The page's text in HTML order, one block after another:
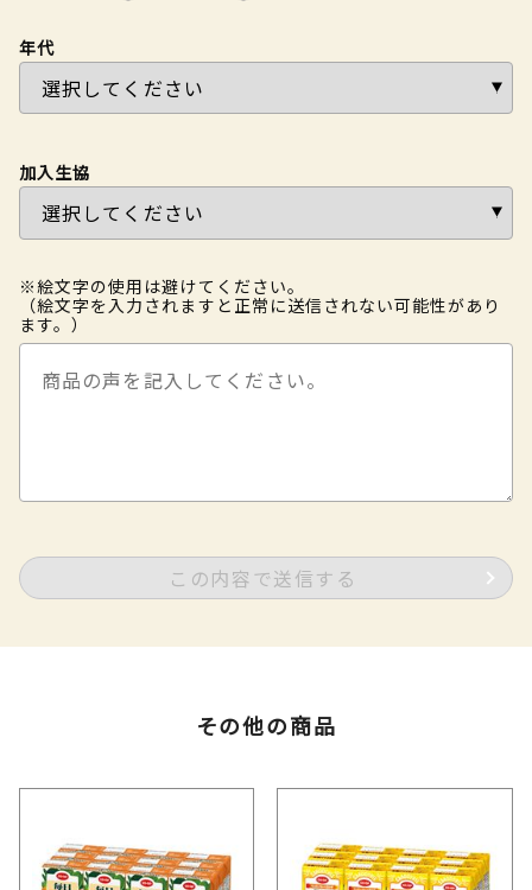
年代
加入生協
※絵文字の使用は避けてください。
（絵文字を入力されますと正常に送信されない可能性があり
ます。）
この内容で送信する
その他の商品